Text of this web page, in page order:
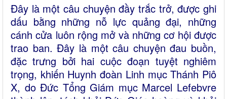
Đây là một câu chuyện đầy trắc trở, được ghi
dấu bằng những nỗ lực quảng đại, những
cánh cửa luôn rộng mở và những cơ hội được
trao ban. Đây là một câu chuyện đau buồn,
đặc trưng bởi hai cuộc đoạn tuyệt nghiêm
trọng, khiến Huynh đoàn Linh mục Thánh Piô
X, do Đức Tổng Giám mục Marcel Lefebvre